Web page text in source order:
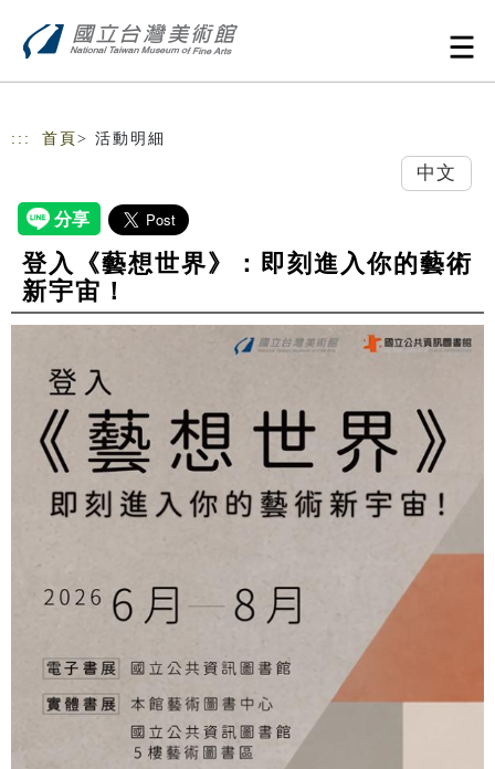
::: 首頁 > 活動明細
中文
登入《藝想世界》：即刻進入你的藝術
新宇宙！